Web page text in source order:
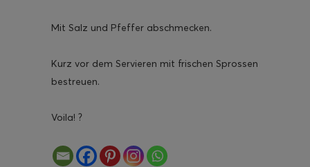
Mit Salz und Pfeffer abschmecken.
Kurz vor dem Servieren mit frischen Sprossen
bestreuen.
Voila! ?